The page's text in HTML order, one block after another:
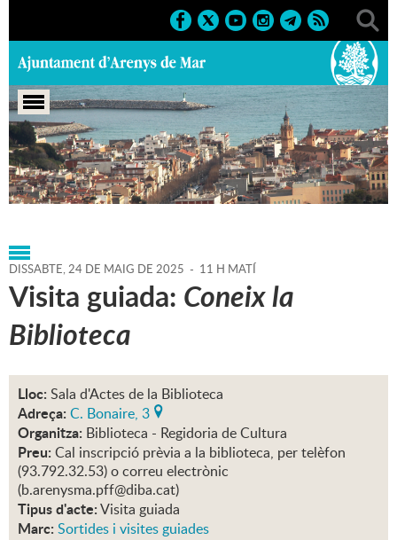
Portada > Regidories > Cultura > Biblioteca P. Fidel
Fita > Agenda > 24-05-2025
DISSABTE,24 DE MAIG DE 2025 - 11 H MATÍ
Visita guiada: Coneix la
Biblioteca
Lloc: Sala d'Actes de la Biblioteca
Adreça: C. Bonaire, 3
Organitza: Biblioteca - Regidoria de Cultura
Preu: Cal inscripció prèvia a la biblioteca, per telèfon
(93.792.32.53) o correu electrònic
(b.arenysma.pff@diba.cat)
Tipus d'acte:Visita guiada
Marc: Sortides i visites guiades